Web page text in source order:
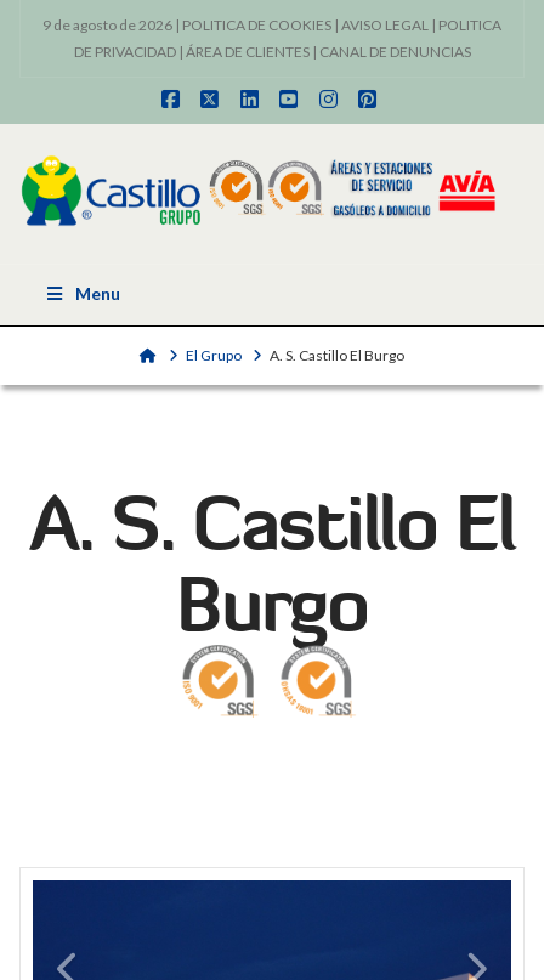
9 de agosto de 2026 | POLITICA DE COOKIES | AVISO LEGAL | POLITICA
DE PRIVACIDAD| ÁREA DE CLIENTES| CANAL DE DENUNCIAS
Facebook
X LinkedInYouTubeInstagram
Pinterest
Menu
HomeEl Grupo A. S. Castillo El Burgo
A. S. Castillo El
Burgo